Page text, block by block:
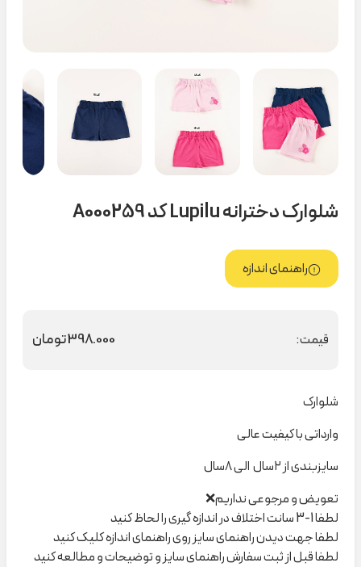
شلوارک دخترانه Lupilu کد A000259
راهنمای اندازه
قیمت: 398.000تومان
شلوارک
وارداتی با کیفیت عالی
سایزبندی از ۲سال الی ۸سال
تعویض و مرجوعی نداریم❌
لطفا 1-3 سانت اختلاف در اندازه گیری را لحاظ کنید
لطفا جهت دیدن راهنمای سایز روی راهنمای اندازه کلیک کنید
لطفا قبل از ثبت سفارش راهنمای سایز و توضیحات و مطالعه کنید